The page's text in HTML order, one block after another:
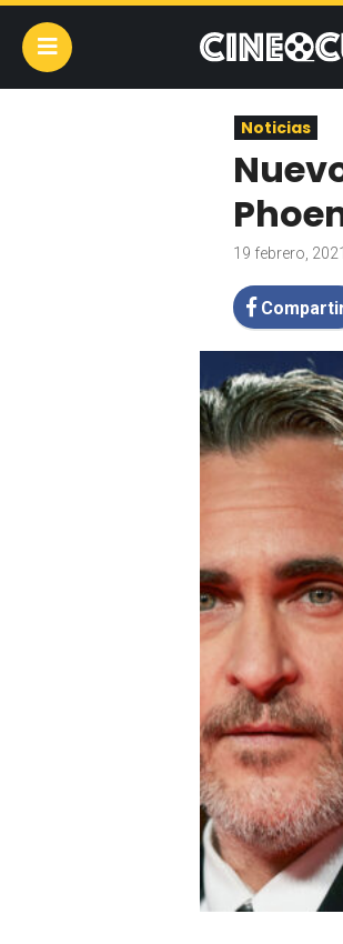
Noticias
19 febrero, 2021